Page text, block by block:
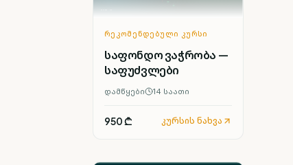
ᲠᲔᲙᲝᲛᲔᲜᲓᲔᲑᲣᲚᲘ ᲙᲣᲠᲡᲘ
საფონდო ვაჭრობა —
საფუძვლები
დამწყები 14 საათი
950 ₾ კურსის ნახვა